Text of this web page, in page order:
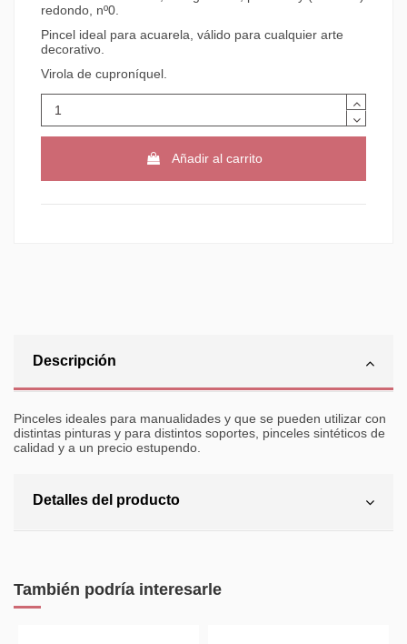
redondo, nº0.
Pincel ideal para acuarela, válido para cualquier arte
decorativo.
Virola de cuproníquel.
Añadir al carrito
Descripción
Pinceles ideales para manualidades y que se pueden utilizar con
distintas pinturas y para distintos soportes, pinceles sintéticos de
calidad y a un precio estupendo.
Detalles del producto
También podría interesarle